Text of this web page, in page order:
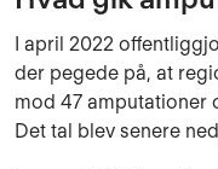
I april 2022
der pegede på, at
mod 47 amputationer
Det tal blev senere